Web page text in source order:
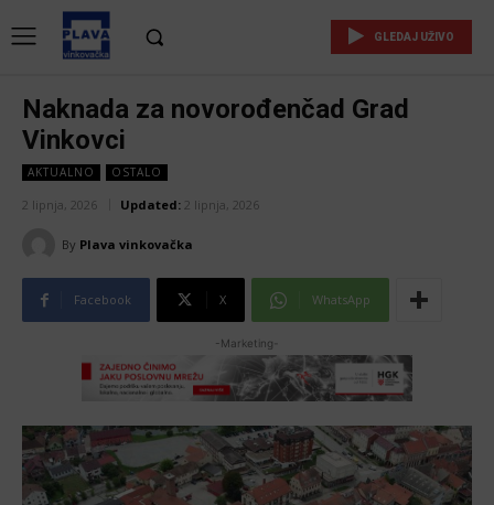
GLEDAJ UŽIVO
Naknada za novorođenčad Grad
Vinkovci
AKTUALNO OSTALO
2 lipnja, 2026 Updated: 2 lipnja, 2026
By Plava vinkovačka
Facebook X WhatsApp
-Marketing-